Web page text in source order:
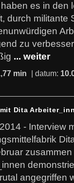
es in den
durch militante
zu
... weiter
min | datum:
Dita
- Interview
angegriffen